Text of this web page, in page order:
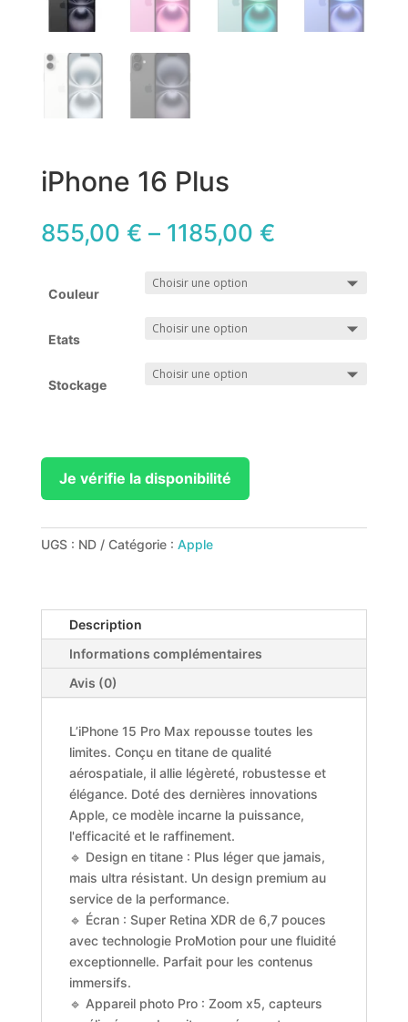
iPhone 16 Plus
855,00 € – 1185,00 €
Couleur
Etats
Stockage
Je vérifie la disponibilité
UGS : ND Catégorie : Apple
Description
Informations complémentaires
Avis (0)
L’iPhone 15 Pro Max repousse toutes les
limites. Conçu en titane de qualité
aérospatiale, il allie légèreté, robustesse et
élégance. Doté des dernières innovations
Apple, ce modèle incarne la puissance,
l'efficacité et le raffinement.
🔹 Design en titane : Plus léger que jamais,
mais ultra résistant. Un design premium au
service de la performance.
🔹 Écran : Super Retina XDR de 6,7 pouces
avec technologie ProMotion pour une fluidité
exceptionnelle. Parfait pour les contenus
immersifs.
🔹 Appareil photo Pro : Zoom x5, capteurs